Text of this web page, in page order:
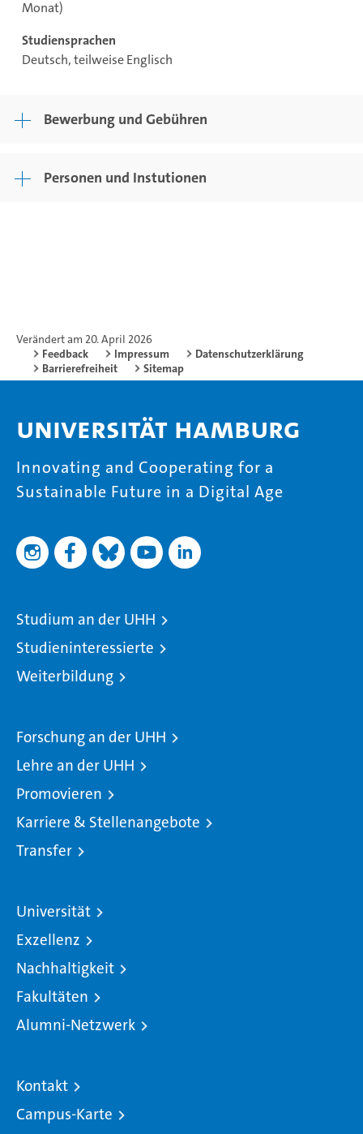
Monat)
Studiensprachen
Deutsch, teilweise Englisch
Bewerbung und Gebühren
Personen und Instutionen
Verändert am 20. April 2026
Feedback
Impressum
Datenschutzerklärung
Barrierefreiheit
Sitemap
Universität Hamburg
Innovating and Cooperating for a
Sustainable Future in a Digital Age
Studium an der UHH
Studieninteressierte
Weiterbildung
Forschung an der UHH
Lehre an der UHH
Promovieren
Karriere & Stellenangebote
Transfer
Universität
Exzellenz
Nachhaltigkeit
Fakultäten
Alumni-Netzwerk
Kontakt
Campus-Karte